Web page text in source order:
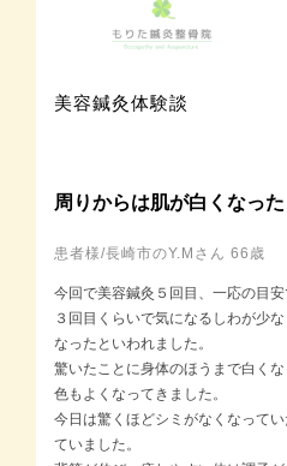
美容鍼灸体験談
周りからは肌が白くなった
患者様/長崎市のY.Mさん 66歳
今回で美容鍼灸５回目、一応の目安
３回目くらいで気になるしわが少
なったといわれました。
驚いたことに身体のほうまで白く
色もよくなってきました。
今日は驚くほどシミがなくなって
ていました。